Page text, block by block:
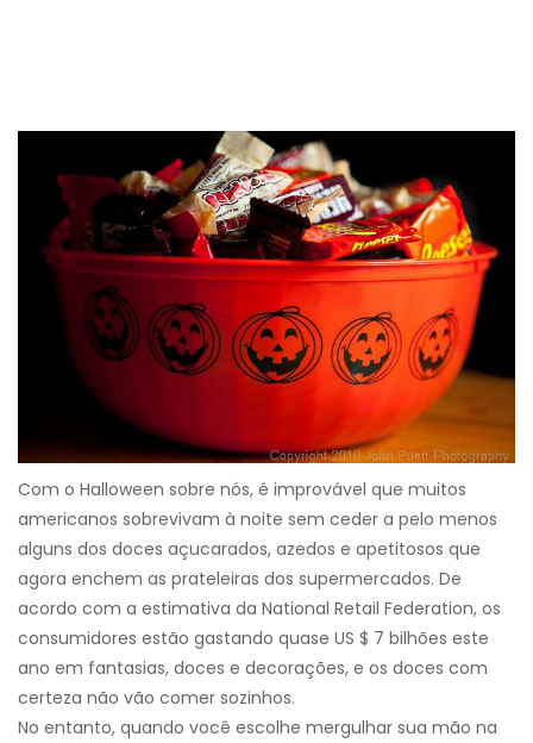
Com o Halloween sobre nós, é improvável que muitos
americanos sobrevivam à noite sem ceder a pelo menos
alguns dos doces açucarados, azedos e apetitosos que
agora enchem as prateleiras dos supermercados. De
acordo com a estimativa da National Retail Federation, os
consumidores estão gastando quase US $ 7 bilhões este
ano em fantasias, doces e decorações, e os doces com
certeza não vão comer sozinhos.
No entanto, quando você escolhe mergulhar sua mão na